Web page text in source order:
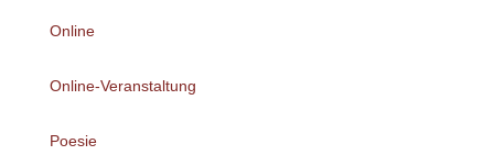
Online
Online-Veranstaltung
Poesie